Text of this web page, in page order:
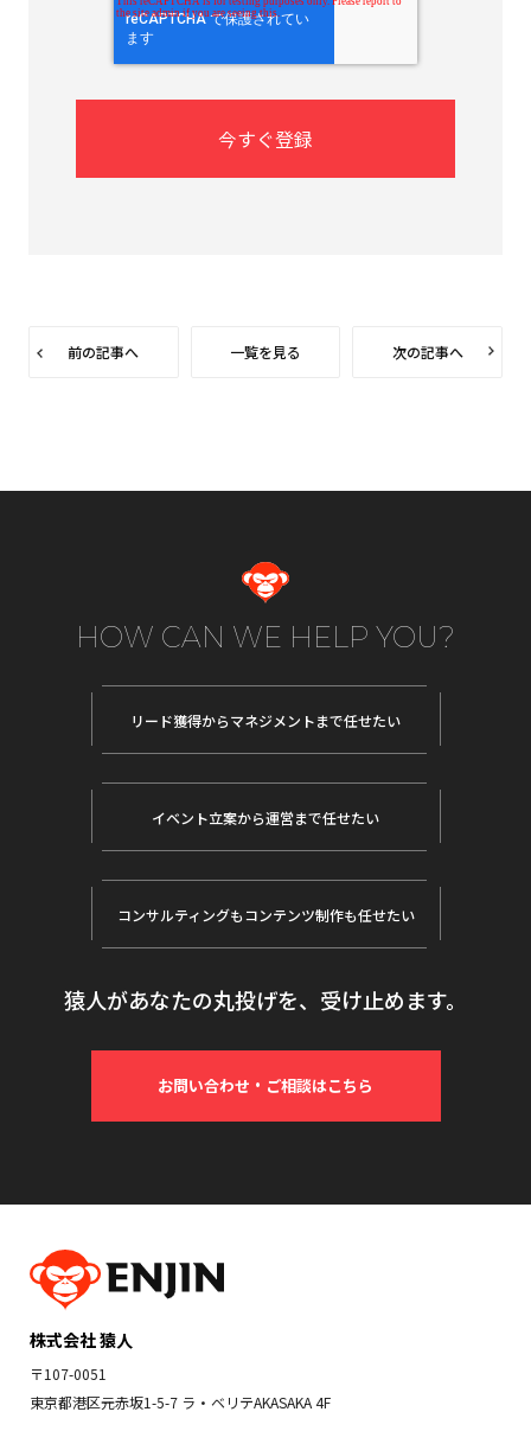
前の記事へ 一覧を見る 次の記事へ
HOW CAN WE HELP YOU?
リード獲得からマネジメントまで任せたい
イベント立案から運営まで任せたい
コンサルティングもコンテンツ制作も任せたい
猿人があなたの丸投げを、受け止めます。
お問い合わせ・ご相談はこちら
株式会社 猿人
〒107-0051
東京都港区元赤坂1-5-7 ラ・ベリテAKASAKA 4F